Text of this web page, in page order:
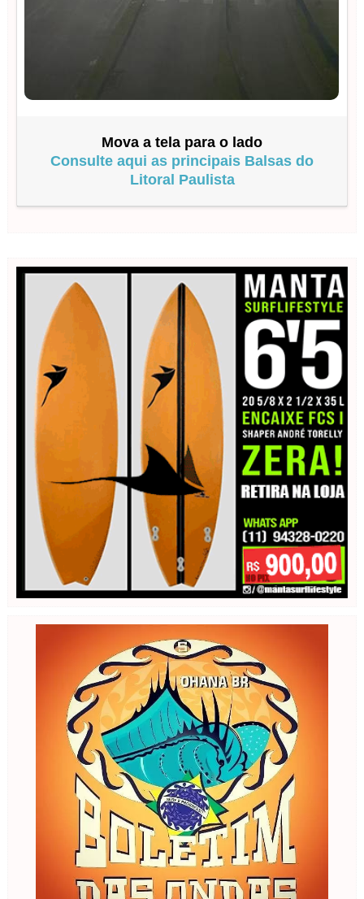
Mova a tela para o lado
Consulte aqui as principais Balsas do
Litoral Paulista